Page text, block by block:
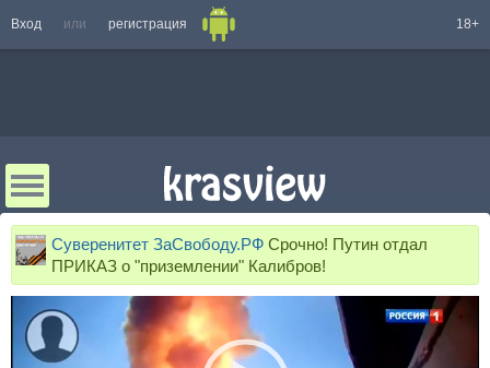
Вход или регистрация 18+
Суверенитет ЗаСвободу.РФ Срочно! Путин отдал
ПРИКАЗ о "приземлении" Калибров!